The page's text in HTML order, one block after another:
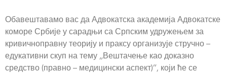
Обавештавамо вас да Адвокатска академија Адвокатске
коморе Србије у сарадњи са Српским удружењем за
кривичноправну теорију и праксу организује стручно –
едукативни скуп на тему „Вештачење као доказно
средство (правно – медицински аспект)”, који ће се